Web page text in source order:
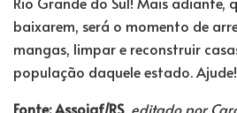
baixarem, será o momento de
mangas, limpar e reconstruir
população daquele estado. Ajude!
Fonte: Assojaf/RS, editado por